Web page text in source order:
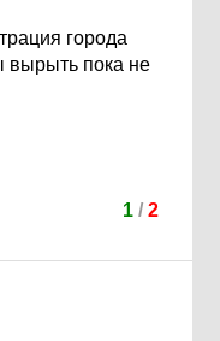
города
вырыть пока не
1/ 2